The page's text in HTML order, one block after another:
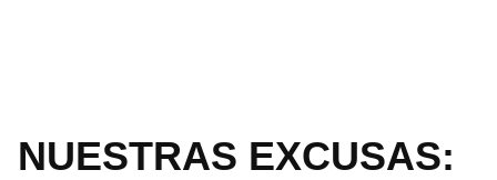
NUESTRAS EXCUSAS: